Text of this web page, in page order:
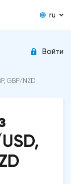
ru
Войти
GBP/NZD